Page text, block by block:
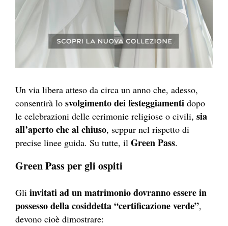
Un via libera atteso da circa un anno che, adesso,
consentirà lo svolgimento dei festeggiamenti dopo
le celebrazioni delle cerimonie religiose o civili, sia
all’aperto che al chiuso, seppur nel rispetto di
precise linee guida. Su tutte, il Green Pass.
Green Pass per gli ospiti
Gli invitati ad un matrimonio dovranno essere in
possesso della cosiddetta “certificazione verde”,
devono cioè dimostrare: